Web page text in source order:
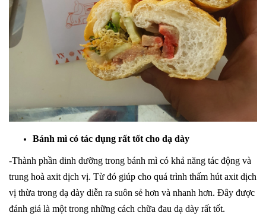
Bánh mì có tác dụng rất tốt cho dạ dày
-Thành phần dinh dưỡng trong bánh mì có khả năng tác động và
trung hoà axit dịch vị. Từ đó giúp cho quá trình thấm hút axit dịch
vị thừa trong dạ dày diễn ra suôn sẻ hơn và nhanh hơn. Đây được
đánh giá là một trong những cách chữa đau dạ dày rất tốt.